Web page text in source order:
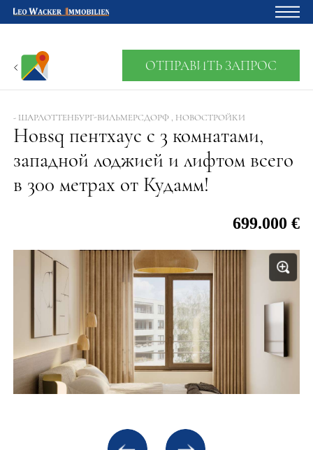
Главная
Владельцам
О нас
Девелопмент
Кредитный калькулятор
Контакты
ОТПРАВИТЬ ЗАПРОС
- ШАРЛОТТЕНБУРГ-ВИЛЬМЕРСДОРФ , НОВОСТРОЙКИ
Новsq пентхаус с 3 комнатами,
западной лоджией и лифтом всего
в 300 метрах от Кудамм!
699.000 €